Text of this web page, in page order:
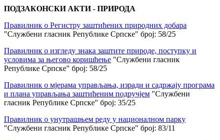
ПОДЗАКОНСКИ АКТИ - ПРИРОДА
Правилник о Регистру заштићених природних добара
"Службени гласник Републике Српске" број: 58/25
Правилник о изгледу знака заштите природе, поступку и
условима за његово коришћење "Службени гласник
Републике Српске" број: 58/25
Правилник о мјерама управљања, изради и садржају програма
и плана управљања заштићеним подручјем "Службени
гласник Републике Српске" број: 35/25
Правилник о унутрашњем реду у националном парку
"Службени гласник Републике Српске" број: 83/11